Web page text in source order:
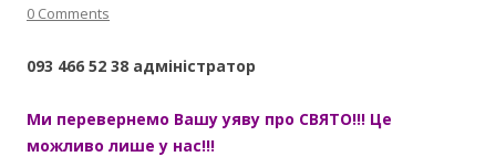
0 Comments
093 466 52 38 адміністратор
Ми перевернемо Вашу уяву про СВЯТО!!! Це
можливо лише у нас!!!